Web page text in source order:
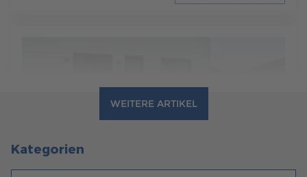
WEITERE ARTIKEL
Kategorien